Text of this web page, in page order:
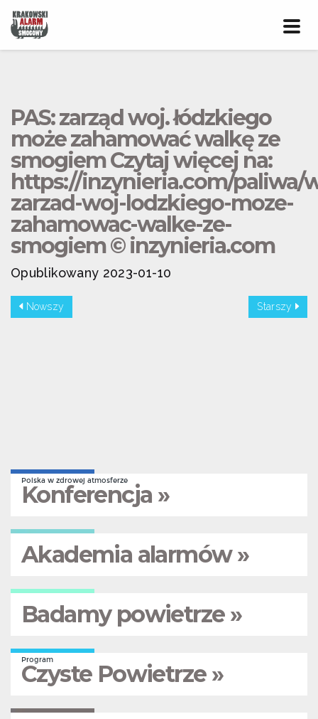
PAS: zarząd woj. łódzkiego
może zahamować walkę ze
smogiem Czytaj więcej na:
https://inzynieria.com/paliwa/
zarzad-woj-lodzkiego-moze-
zahamowac-walke-ze-
smogiem © inzynieria.com
Opublikowany 2023-01-10
Nowszy Starszy
Polska w zdrowej atmosferze
Konferencja »
Akademia alarmów »
Badamy powietrze »
Program
Czyste Powietrze »